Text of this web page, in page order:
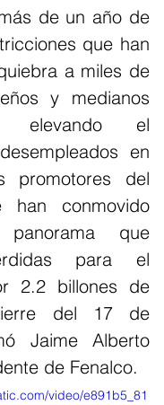
de un año de
que han
a miles de
y medianos
elevando el
en
promotores del
conmovido
que
para el
2.2 billones de
del 17 de
Jaime Alberto
de Fenalco.
video/e891b5_81